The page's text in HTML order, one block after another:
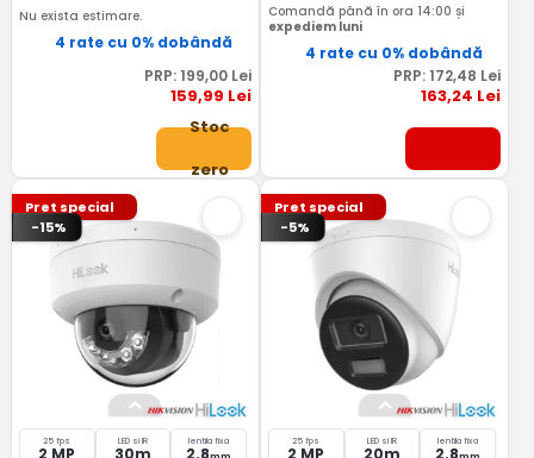
Nu exista estimare.
4 rate cu 0% dobândă
PRP: 199,00Lei
159,99 Lei
Stoc
zero
Comandă până în ora 14:00 și
expediem luni
4 rate cu 0% dobândă
PRP: 172,48 Lei
163,24 Lei
Pret special
-15%
25 fps
2 MP
LED si IR
30m
lentila fixa
2.8
Pret special
-5%
25 fps
2 MP
LED si IR
20m
lentila fixa
2.8